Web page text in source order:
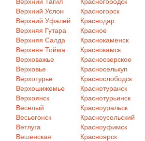
Верхний Услон
Верхний Уфалей
Верхняя Гутара
Верхняя Салда
Верхняя Тойма
Верховажье
Верховье
Верхотурье
Верхошижемье
Верхоянск
Веселый
Весьегонск
Ветлуга
Вешенская
Красногорск
Краснодар
Красное
Краснокаменск
Краснокамск
Красноозерское
Красноселькуп
Краснослободск
Краснотуранск
Краснотурьинск
Красноуральск
Красноусольский
Красноуфимск
Красноярск